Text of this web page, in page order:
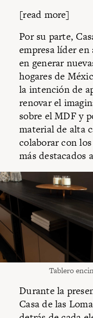
[read more]
Por su parte,
empresa líder
en generar
hogares de
la intención de
renovar el
sobre el MDF y
material de alta
colaborar con
más destacados
Tablero
Durante la
Casa de las